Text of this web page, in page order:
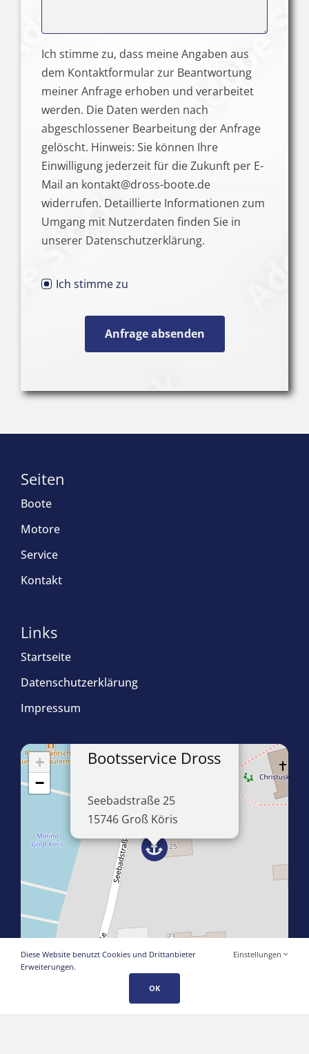
Ich stimme zu, dass meine Angaben aus
dem Kontaktformular zur Beantwortung
meiner Anfrage erhoben und verarbeitet
werden. Die Daten werden nach
abgeschlossener Bearbeitung der Anfrage
gelöscht. Hinweis: Sie können Ihre
Einwilligung jederzeit für die Zukunft per E-
Mail an kontakt@dross-boote.de
widerrufen. Detaillierte Informationen zum
Umgang mit Nutzerdaten finden Sie in
unserer Datenschutzerklärung.
Ich stimme zu
Anfrage absenden
Seiten
Boote
Motore
Service
Kontakt
Links
Startseite
Datenschutzerklärung
Impressum
Bootsservice Dross
Seebadstraße 25
15746 Groß Köris
+
−
Diese Website benutzt Cookies und Drittanbieter
Erweiterungen.
Einstellungen
OK